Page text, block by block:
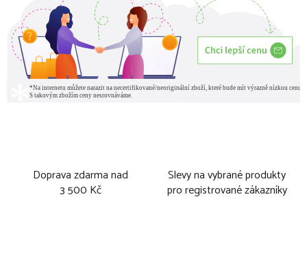
Doprava zdarma nad
3 500 Kč
Slevy na vybrané produkty
pro registrované zákazníky